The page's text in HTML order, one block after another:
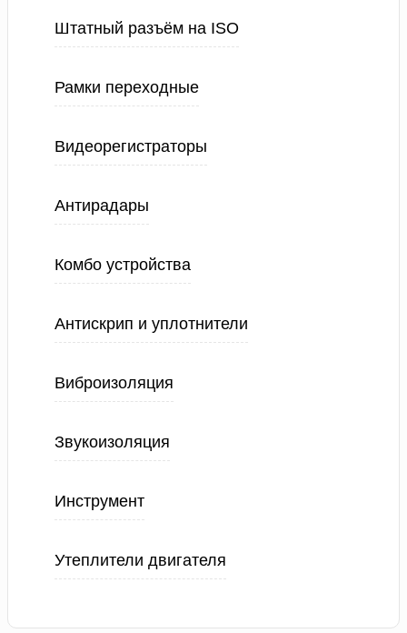
Штатный разъём на ISO
Рамки переходные
Видеорегистраторы
Антирадары
Комбо устройства
Антискрип и уплотнители
Виброизоляция
Звукоизоляция
Инструмент
Утеплители двигателя